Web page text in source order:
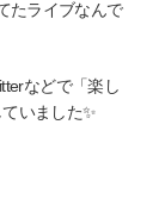
たライブなんで
などで「楽し
いました✨